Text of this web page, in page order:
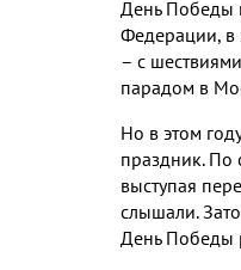
День Победы
Федерации, в
– с
парадом в
Но в этом
праздник. По
выступая
слышали.
День Победы